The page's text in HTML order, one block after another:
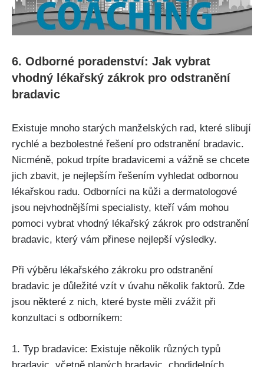
6. Odborné poradenství: Jak vybrat
vhodný lékařský zákrok pro odstranění
⁣bradavic
Existuje ⁤mnoho starých manželských rad, které slibují
‌rychlé a bezbolestné řešení pro ​odstranění bradavic.
Nicméně, ⁢pokud trpíte ⁤bradavicemi a⁤ vážně⁢ se chcete⁣
jich zbavit,⁢ je⁢ nejlepším řešením vyhledat odbornou⁣
lékařskou ‍radu. Odborníci na kůži a dermatologové
jsou nejvhodnějšími specialisty,‍ kteří vám mohou
pomoci vybrat​ vhodný ​lékařský zákrok⁢ pro odstranění
bradavic, ‌který vám přinese nejlepší⁣ výsledky.
Při​ výběru lékařského ‌zákroku‌ pro odstranění
bradavic je důležité vzít⁢ v úvahu‌ několik faktorů. Zde
jsou ⁤některé z nich, které byste měli zvážit při
konzultaci s odborníkem:
1. Typ bradavice: Existuje několik různých typů
bradavic, včetně planých bradavic, chodidelních